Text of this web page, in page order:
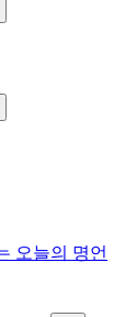
오늘의 명언